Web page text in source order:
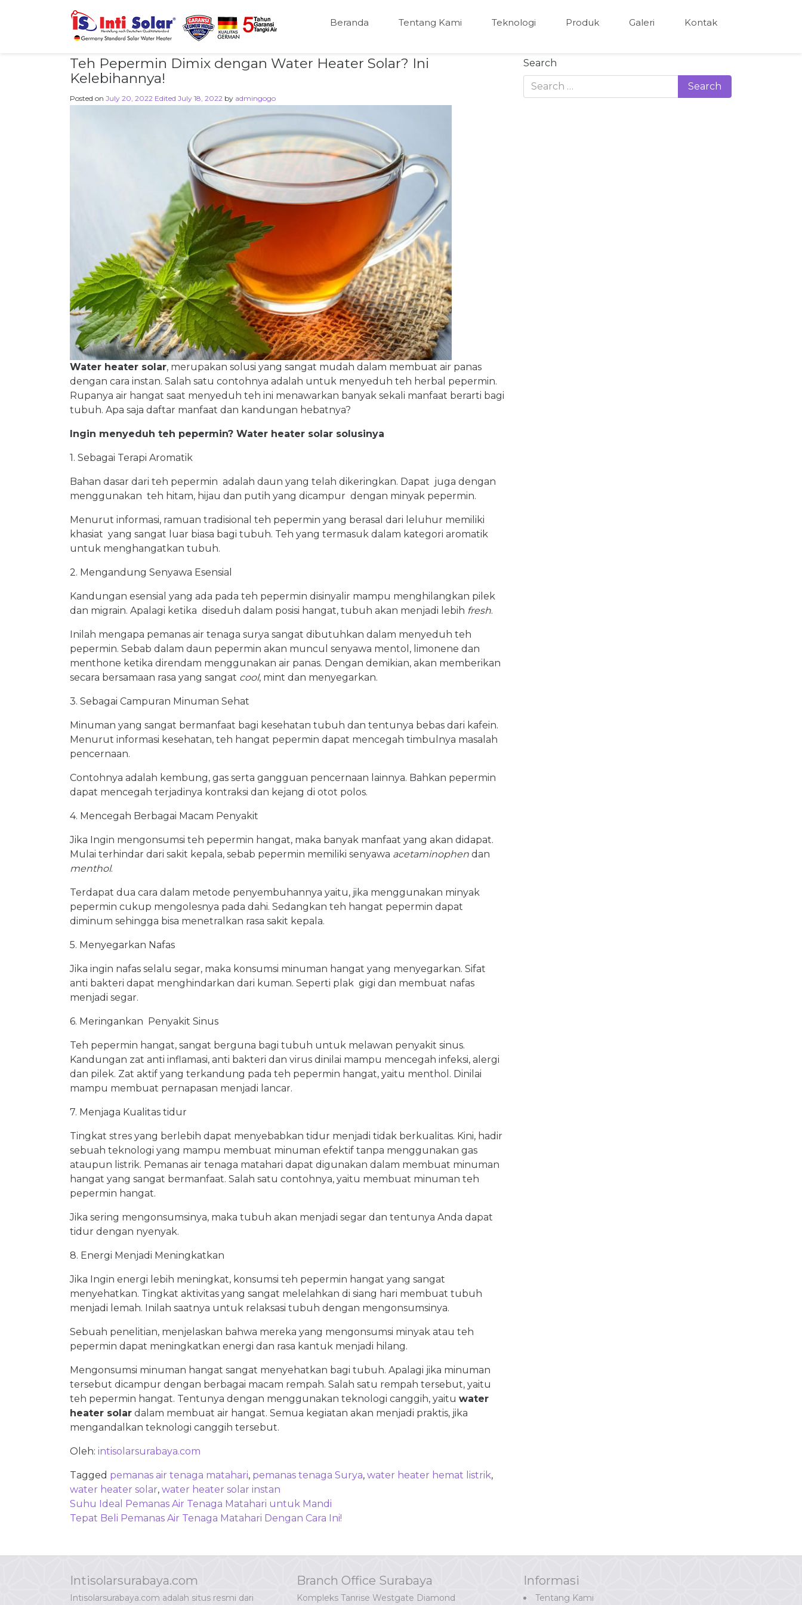
Beranda Tentang Kami Teknologi Produk Galeri Kontak
Teh Pepermin Dimix dengan Water Heater Solar? Ini
Kelebihannya!
Posted on July 20, 2022 Edited July 18, 2022 by admingogo
Water heater solar, merupakan solusi yang sangat mudah dalam membuat air panas
dengan cara instan. Salah satu contohnya adalah untuk menyeduh teh herbal pepermin.
Rupanya air hangat saat menyeduh teh ini menawarkan banyak sekali manfaat berarti bagi
tubuh. Apa saja daftar manfaat dan kandungan hebatnya?
Ingin menyeduh teh pepermin? Water heater solar solusinya
1. Sebagai Terapi Aromatik
Bahan dasar dari teh pepermin adalah daun yang telah dikeringkan. Dapat juga dengan
menggunakan teh hitam, hijau dan putih yang dicampur dengan minyak pepermin.
Menurut informasi, ramuan tradisional teh pepermin yang berasal dari leluhur memiliki
khasiat yang sangat luar biasa bagi tubuh. Teh yang termasuk dalam kategori aromatik
untuk menghangatkan tubuh.
2. Mengandung Senyawa Esensial
Kandungan esensial yang ada pada teh pepermin disinyalir mampu menghilangkan pilek
dan migrain. Apalagi ketika diseduh dalam posisi hangat, tubuh akan menjadi lebih fresh.
Inilah mengapa pemanas air tenaga surya sangat dibutuhkan dalam menyeduh teh
pepermin. Sebab dalam daun pepermin akan muncul senyawa mentol, limonene dan
menthone ketika direndam menggunakan air panas. Dengan demikian, akan memberikan
secara bersamaan rasa yang sangat cool, mint dan menyegarkan.
3. Sebagai Campuran Minuman Sehat
Minuman yang sangat bermanfaat bagi kesehatan tubuh dan tentunya bebas dari kafein.
Menurut informasi kesehatan, teh hangat pepermin dapat mencegah timbulnya masalah
pencernaan.
Contohnya adalah kembung, gas serta gangguan pencernaan lainnya. Bahkan pepermin
dapat mencegah terjadinya kontraksi dan kejang di otot polos.
4. Mencegah Berbagai Macam Penyakit
Jika Ingin mengonsumsi teh pepermin hangat, maka banyak manfaat yang akan didapat.
Mulai terhindar dari sakit kepala, sebab pepermin memiliki senyawa acetaminophen dan
menthol.
Terdapat dua cara dalam metode penyembuhannya yaitu, jika menggunakan minyak
pepermin cukup mengolesnya pada dahi. Sedangkan teh hangat pepermin dapat
diminum sehingga bisa menetralkan rasa sakit kepala.
5. Menyegarkan Nafas
Jika ingin nafas selalu segar, maka konsumsi minuman hangat yang menyegarkan. Sifat
anti bakteri dapat menghindarkan dari kuman. Seperti plak gigi dan membuat nafas
menjadi segar.
6. Meringankan Penyakit Sinus
Teh pepermin hangat, sangat berguna bagi tubuh untuk melawan penyakit sinus.
Kandungan zat anti inflamasi, anti bakteri dan virus dinilai mampu mencegah infeksi, alergi
dan pilek. Zat aktif yang terkandung pada teh pepermin hangat, yaitu menthol. Dinilai
mampu membuat pernapasan menjadi lancar.
7. Menjaga Kualitas tidur
Tingkat stres yang berlebih dapat menyebabkan tidur menjadi tidak berkualitas. Kini, hadir
sebuah teknologi yang mampu membuat minuman efektif tanpa menggunakan gas
ataupun listrik. Pemanas air tenaga matahari dapat digunakan dalam membuat minuman
hangat yang sangat bermanfaat. Salah satu contohnya, yaitu membuat minuman teh
pepermin hangat.
Jika sering mengonsumsinya, maka tubuh akan menjadi segar dan tentunya Anda dapat
tidur dengan nyenyak.
8. Energi Menjadi Meningkatkan
Jika Ingin energi lebih meningkat, konsumsi teh pepermin hangat yang sangat
menyehatkan. Tingkat aktivitas yang sangat melelahkan di siang hari membuat tubuh
menjadi lemah. Inilah saatnya untuk relaksasi tubuh dengan mengonsumsinya.
Sebuah penelitian, menjelaskan bahwa mereka yang mengonsumsi minyak atau teh
pepermin dapat meningkatkan energi dan rasa kantuk menjadi hilang.
Mengonsumsi minuman hangat sangat menyehatkan bagi tubuh. Apalagi jika minuman
tersebut dicampur dengan berbagai macam rempah. Salah satu rempah tersebut, yaitu
teh pepermin hangat. Tentunya dengan menggunakan teknologi canggih, yaitu water
heater solar dalam membuat air hangat. Semua kegiatan akan menjadi praktis, jika
mengandalkan teknologi canggih tersebut.
Oleh: intisolarsurabaya.com
Tagged pemanas air tenaga matahari, pemanas tenaga Surya, water heater hemat listrik,
water heater solar, water heater solar instan
Post
navigation
Suhu Ideal Pemanas Air Tenaga Matahari untuk Mandi
Tepat Beli Pemanas Air Tenaga Matahari Dengan Cara Ini!
Search
Intisolarsurabaya.com
Intisolarsurabaya.com adalah situs resmi dari
Branch Office Surabaya
Kompleks Tanrise Westgate Diamond
Informasi
Tentang Kami